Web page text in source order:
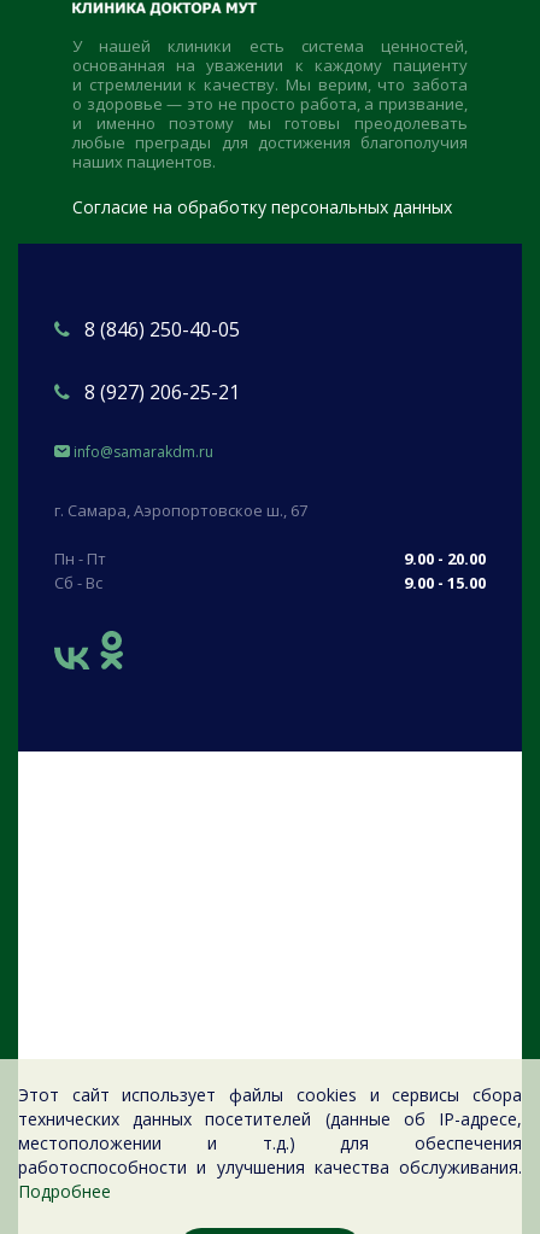
Этот сайт использует файлы cookies и сервисы сбора
технических данных посетителей (данные об IP-адресе,
местоположении и т.д.) для обеспечения
работоспособности и улучшения качества обслуживания.
Подробнее
У нашей клиники есть система ценностей,
основанная на уважении к каждому пациенту
и стремлении к качеству. Мы верим, что забота
о здоровье — это не просто работа, а призвание,
и именно поэтому мы готовы преодолевать
любые преграды для достижения благополучия
наших пациентов.
Согласие на обработку персональных данных
8 (846) 250-40-05
8 (927) 206-25-21
info@samarakdm.ru
г. Самара, Аэропортовское ш., 67
Пн - Пт
9.00 - 20.00
Сб - Вс
9.00 - 15.00